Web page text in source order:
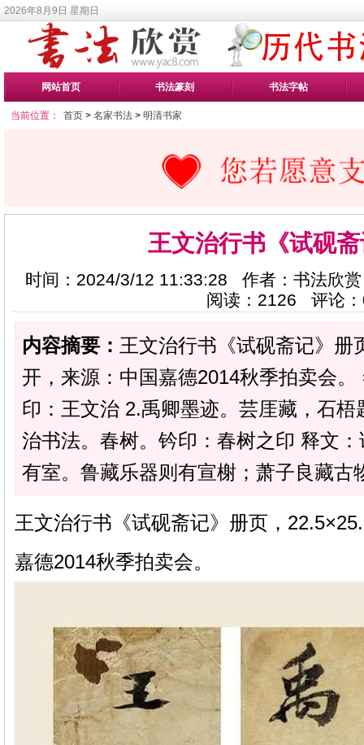
2026年8月9日 星期日
网站首页 书法篆刻 书法字帖
当前位置： 首页 > 名家书法 > 明清书家
王文治行书《试砚
时间：2024/3/12 11:33:28 作者：书法欣
阅读： 2126 评论：
内容摘要： 王文治行书《试砚斋记》册
开，来源：中国嘉德2014秋季拍卖会
印：王文治 2.禹卿墨迹。芸厓藏，石
治书法。春树。钤印：春树之印 释文
有室。鲁藏乐器则有宣榭；萧子良藏古
王文治行书《试砚斋记》册页，
嘉德2014秋季拍卖会。